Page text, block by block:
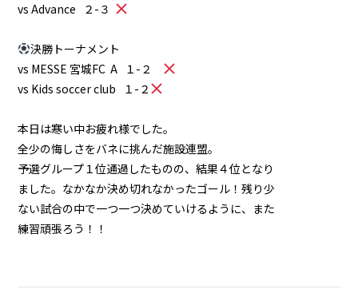
vs Advance ２-３
決勝トーナメント
vs MESSE 宮城FC A １-２
vs Kids soccer club １-２
本日は寒い中お疲れ様でした。
全少の悔しさをバネに挑んだ施設連盟。
予選グループ１位通過したものの、結果４位となり
ました。なかなか決め切れなかったゴール！残り少
ない試合の中で一つ一つ決めていけるように、また
練習頑張ろう！！